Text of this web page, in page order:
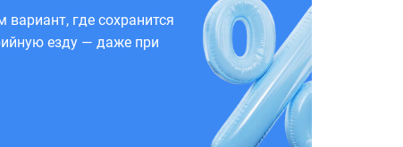
где сохранится
езду — даже при